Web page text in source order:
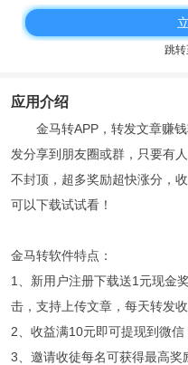
跳
应用介绍
金马转APP，转发文章赚
发分享到朋友圈或群，只要有
不封顶，超多奖励超快涨分，
可以下载试试看！
金马转软件特点：
1、新用户注册下载送1元现金
击，支持上传文章，每天转发
2、收益满10元即可提现到微
3、邀请收徒每名可获得最高